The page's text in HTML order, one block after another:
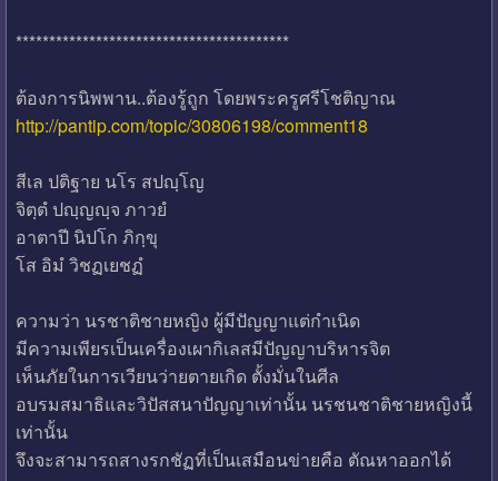
*****************************************
ต้องการนิพพาน..ต้องรู้ถูก โดยพระครูศรีโชติญาณ
http://pantip.com/topic/30806198/comment18
สีเล ปติฐาย นโร สปญฺโญ
จิตฺตํ ปญฺญญฺจ ภาวยํ
อาตาปี นิปโก ภิกฺขุ
โส อิมํ วิชฏเยชฏํ
ความว่า นรชาติชายหญิง ผู้มีปัญญาแต่กำเนิด
มีความเพียรเป็นเครื่องเผากิเลสมีปัญญาบริหารจิต
เห็นภัยในการเวียนว่ายตายเกิด ตั้งมั่นในศีล
อบรมสมาธิและวิปัสสนาปัญญาเท่านั้น นรชนชาติชายหญิงนี้
เท่านั้น
จึงจะสามารถสางรกชัฏที่เป็นเสมือนข่ายคือ ตัณหาออกได้